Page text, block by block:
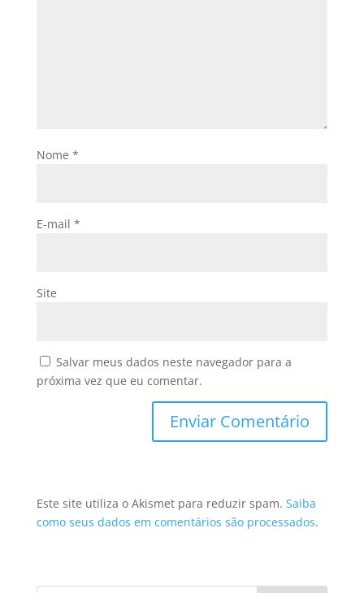
Nome *
E-mail *
Site
Salvar meus dados neste navegador para a
próxima vez que eu comentar.
Este site utiliza o Akismet para reduzir spam. Saiba
como seus dados em comentários são processados.